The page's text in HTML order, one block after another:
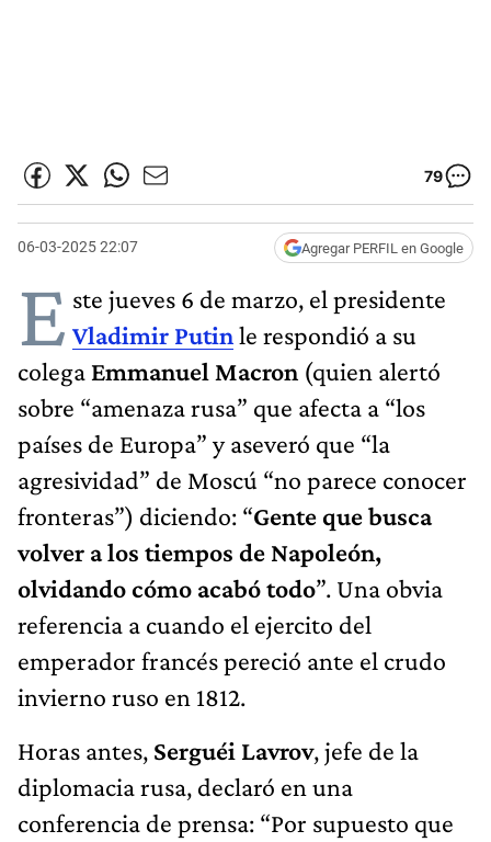
79
06-03-2025 22:07 Agregar PERFIL en Google
E ste jueves 6 de marzo, el presidente
Vladimir Putinle respondió a su
colega Emmanuel Macron (quien alertó
sobre “amenaza rusa” que afecta a “los
países de Europa” y aseveró que “la
agresividad” de Moscú “no parece conocer
fronteras”) diciendo: “Gente que busca
volver a los tiempos de Napoleón,
olvidando cómo acabó todo”. Una obvia
referencia a cuando el ejercito del
emperador francés pereció ante el crudo
invierno ruso en 1812.
Horas antes, Serguéi Lavrov, jefe de la
diplomacia rusa, declaró en una
conferencia de prensa: “Por supuesto que